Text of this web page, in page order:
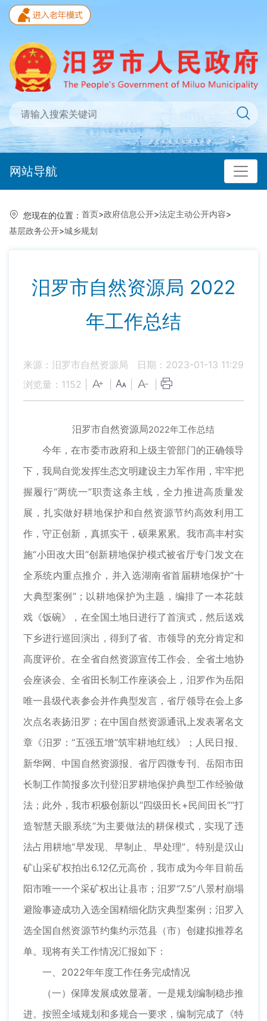
网站导航
您现在的位置： 首页>政府信息公开>法定主动公开内容>
基层政务公开>城乡规划
汨罗市自然资源局 2022
年工作总结
来源：汨罗市自然资源局
日期：2023-01-13 11:29
浏览量： 1152
汨罗市自然资源局2022年工作总结
今年，在市委市政府和上级主管部门的正确领导
下，我局自觉发挥生态文明建设主力军作用，牢牢把
握履行“两统一”职责这条主线，全力推进高质量发
展，扎实做好耕地保护和自然资源节约高效利用工
作，守正创新，真抓实干，硕果累累。我市高丰村实
施“小田改大田”创新耕地保护模式被省厅专门发文在
全系统内重点推介，并入选湖南省首届耕地保护“十
大典型案例”；以耕地保护为主题，编排了一本花鼓
戏《饭碗》，在全国土地日进行了首演式，然后送戏
下乡进行巡回演出，得到了省、市领导的充分肯定和
高度评价。在全省自然资源宣传工作会、全省土地协
会座谈会、全省田长制工作座谈会上，汨罗作为岳阳
唯一县级代表参会并作典型发言，省厅领导在会上多
次点名表扬汨罗；在中国自然资源通讯上发表署名文
章《汨罗：“五强五增”筑牢耕地红线》；人民日报、
新华网、中国自然资源报、省厅四微专刊、岳阳市田
长制工作简报多次刊登汨罗耕地保护典型工作经验做
法；此外，我市积极创新以“四级田长+民间田长”“打
造智慧天眼系统”为主要做法的耕保模式，实现了违
法占用耕地“早发现、早制止、早处理”。特别是汉山
矿山采矿权拍出6.12亿元高价，我市成为今年目前岳
阳市唯一一个采矿权出让县市；汨罗“7.5”八景村崩塌
避险事迹成功入选全国精细化防灾典型案例；汨罗入
选全国自然资源节约集约示范县（市）创建拟推荐名
单。现将有关工作情况汇报如下：
一、2022年年度工作任务完成情况
（一）保障发展成效显著。一是规划编制稳步推
进。按照全域规划和多规合一要求，编制完成了《特